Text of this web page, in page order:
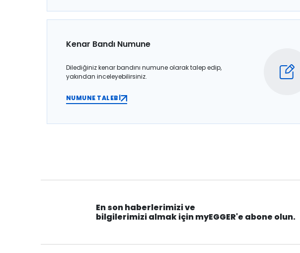
Kenar Bandı Numune
Dilediğiniz kenar bandını numune olarak talep edip,
yakından inceleyebilirsiniz.
NUMUNE TALEBİ
En son haberlerimizi ve
bilgilerimizi almak için myEGGER'e abone olun.